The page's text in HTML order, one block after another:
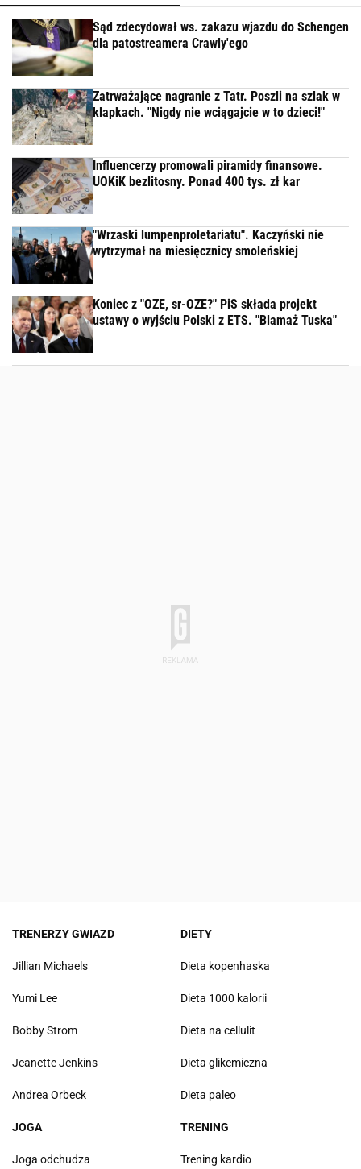
Sąd zdecydował ws. zakazu wjazdu do Schengen
dla patostreamera Crawly'ego
Zatrważające nagranie z Tatr. Poszli na szlak w
klapkach. "Nigdy nie wciągajcie w to dzieci!"
Influencerzy promowali piramidy finansowe.
UOKiK bezlitosny. Ponad 400 tys. zł kar
"Wrzaski lumpenproletariatu". Kaczyński nie
wytrzymał na miesięcznicy smoleńskiej
Koniec z "OZE, sr-OZE?" PiS składa projekt
ustawy o wyjściu Polski z ETS. "Blamaż Tuska"
TRENERZY GWIAZD
Jillian Michaels
Yumi Lee
Bobby Strom
Jeanette Jenkins
Andrea Orbeck
DIETY
Dieta kopenhaska
Dieta 1000 kalorii
Dieta na cellulit
Dieta glikemiczna
Dieta paleo
JOGA
Joga odchudza
TRENING
Trening kardio